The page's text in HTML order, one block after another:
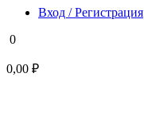
Вход / Регистрация
0
0,00 ₽